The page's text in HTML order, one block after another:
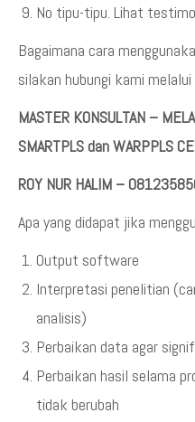
No tipu-tipu. Lihat
Bagaimana cara
silakan hubungi kami
MASTER KONSULTAN –
SMARTPLS dan WARPPLS
ROY NUR HALIM –
Apa yang didapat jika
Output software
Interpretasi penelitian
analisis)
Perbaikan data agar
Perbaikan hasil selama
tidak berubah